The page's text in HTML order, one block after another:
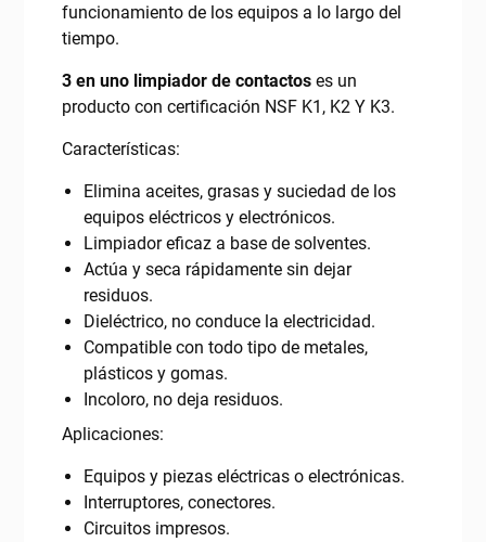
funcionamiento de los equipos a lo largo del
tiempo.
3 en uno limpiador de contactoses un
producto con certificación NSF K1, K2 Y K3.
Características:
Elimina aceites, grasas y suciedad de los
equipos eléctricos y electrónicos.
Limpiador eficaz a base de solventes.
Actúa y seca rápidamente sin dejar
residuos.
Dieléctrico, no conduce la electricidad.
Compatible con todo tipo de metales,
plásticos y gomas.
Incoloro, no deja residuos.
Aplicaciones:
Equipos y piezas eléctricas o electrónicas.
Interruptores, conectores.
Circuitos impresos.